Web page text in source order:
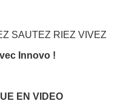
SAUTEZ RIEZ VIVEZ
Innovo !
EN VIDEO